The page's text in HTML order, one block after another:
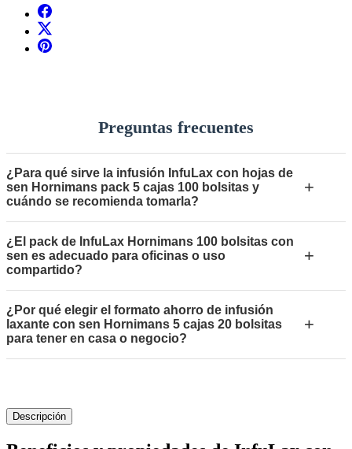
Preguntas frecuentes
¿Para qué sirve la infusión InfuLax con hojas de
sen Hornimans pack 5 cajas 100 bolsitas y
cuándo se recomienda tomarla?
+
¿El pack de InfuLax Hornimans 100 bolsitas con
sen es adecuado para oficinas o uso
compartido?
+
¿Por qué elegir el formato ahorro de infusión
laxante con sen Hornimans 5 cajas 20 bolsitas
para tener en casa o negocio?
+
Descripción